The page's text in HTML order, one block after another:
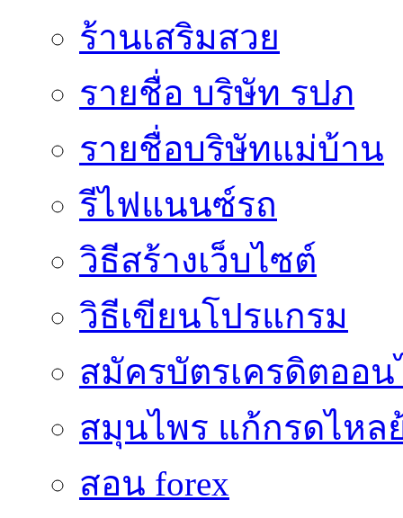
ร้านเสริมสวย
รายชื่อ บริษัท รปภ
รายชื่อบริษัทแม่บ้าน
รีไฟแนนซ์รถ
วิธีสร้างเว็บไซต์
วิธีเขียนโปรแกรม
สมัครบัตรเครดิตออ
สมุนไพร แก้กรดไหล
สอน forex